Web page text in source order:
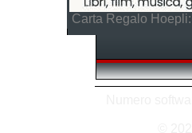
Carta Regalo